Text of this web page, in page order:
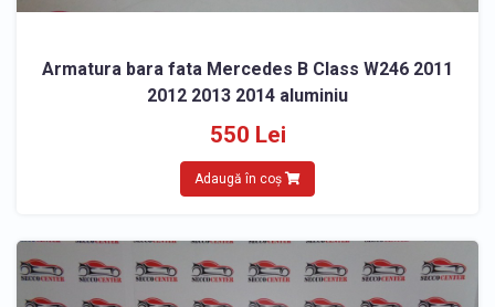
Armatura bara fata Mercedes B Class W246 2011
2012 2013 2014 aluminiu
550 Lei
Adaugă în coș